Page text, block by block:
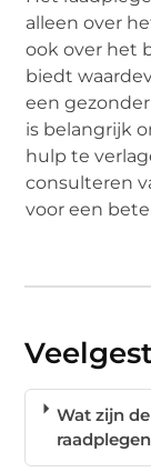
alleen over
ook over het
biedt
een
is belangrijk
hulp te
consulteren
voor een
Wat zijn